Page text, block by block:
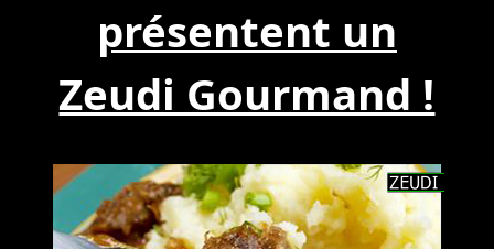
présentent un
Zeudi Gourmand !